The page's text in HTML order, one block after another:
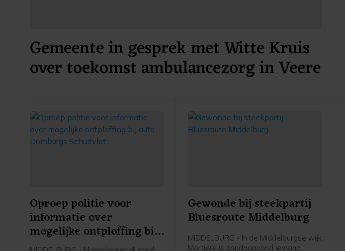
Gemeente in gesprek met Witte Kruis
over toekomst ambulancezorg in Veere
Oproep politie voor
informatie over
mogelijke ontploffing bij
auto Domburgs
Gewonde bij steekpartij
Bluesroute Middelburg
MIDDELBURG - In de Middelburgse wijk
Mortiere is zondagavond iemand